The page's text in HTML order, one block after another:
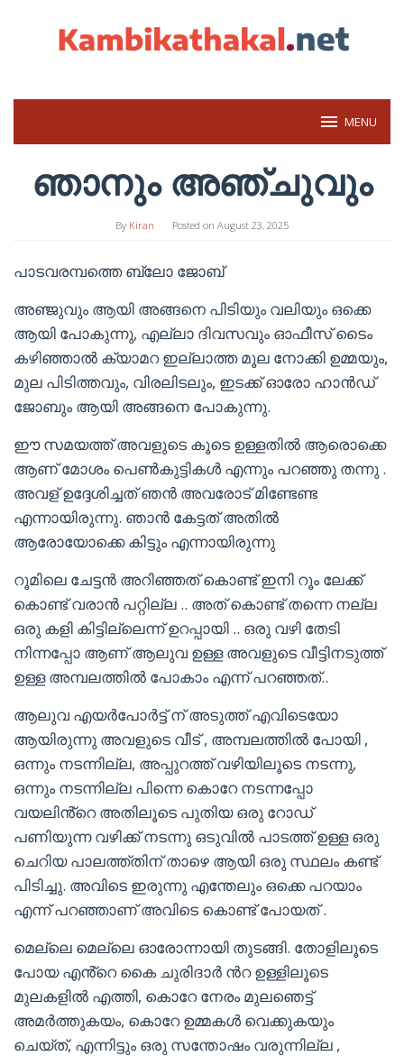
MENU
ഞാനും അഞ്ചുവും
By Kiran Posted on August 23, 2025
പാടവരമ്പത്തെ ബ്ലോ ജോബ്
അഞ്ജുവും ആയി അങ്ങനെ പിടിയും വലിയും ഒക്കെ
ആയി പോകുന്നു, എല്ലാ ദിവസവും ഓഫീസ് ടൈം
കഴിഞ്ഞാൽ ക്യാമറ ഇല്ലാത്ത മൂല നോക്കി ഉമ്മയും,
മുല പിടിത്തവും, വിരലിടലും, ഇടക്ക് ഓരോ ഹാൻഡ്
ജോബും ആയി അങ്ങനെ പോകുന്നു.
ഈ സമയത്ത് അവളുടെ കൂടെ ഉള്ളതിൽ ആരൊക്കെ
ആണ് മോശം പെൺകുട്ടികൾ എന്നും പറഞ്ഞു തന്നു .
അവള് ഉദ്ദേശിച്ചത് ഞൻ അവരോട് മിണ്ടേണ്ട
എന്നായിരുന്നു. ഞാൻ കേട്ടത് അതിൽ
ആരോയോക്കെ കിട്ടും എന്നായിരുന്നു
റൂമിലെ ചേട്ടൻ അറിഞ്ഞത് കൊണ്ട് ഇനി റൂം ലേക്ക്
കൊണ്ട് വരാൻ പറ്റില്ല .. അത് കൊണ്ട് തന്നെ നല്ല
ഒരു കളി കിട്ടില്ലെന്ന് ഉറപ്പായി .. ഒരു വഴി തേടി
നിന്നപ്പോ ആണ് ആലുവ ഉള്ള അവളുടെ വീട്ടിനടുത്ത്
ഉള്ള അമ്പലത്തിൽ പോകാം എന്ന് പറഞ്ഞത്..
ആലുവ എയർപോർട്ട് ന് അടുത്ത് എവിടെയോ
ആയിരുന്നു അവളുടെ വീട് , അമ്പലത്തിൽ പോയി ,
ഒന്നും നടന്നില്ല, അപ്പുറത്ത് വഴിയിലൂടെ നടന്നു,
ഒന്നും നടന്നില്ല പിന്നെ കൊറേ നടന്നപ്പോ
വയലിൻ്റെ അതിലൂടെ പുതിയ ഒരു റോഡ്
പണിയുന്ന വഴിക്ക് നടന്നു ഒടുവിൽ പാടത്ത് ഉള്ള ഒരു
ചെറിയ പാലത്ത്തിന് താഴെ ആയി ഒരു സ്ഥലം കണ്ട്
പിടിച്ചു. അവിടെ ഇരുന്നു എന്തേലും ഒക്കെ പറയാം
എന്ന് പറഞ്ഞാണ് അവിടെ കൊണ്ട് പോയത് .
മെല്ലെ മെല്ലെ ഓരോന്നായി തുടങ്ങി. തോളിലൂടെ
പോയ എൻ്റെ കൈ ചുരിദാർ ൻറ ഉള്ളിലൂടെ
മുലകളിൽ എത്തി, കൊറേ നേരം മുലഞെട്ട്
അമർത്തുകയം, കൊറേ ഉമ്മകൾ വെക്കുകയും
ചെയ്ത്, എന്നിട്ടും ഒരു സന്തോഷം വരുന്നില്ല ,